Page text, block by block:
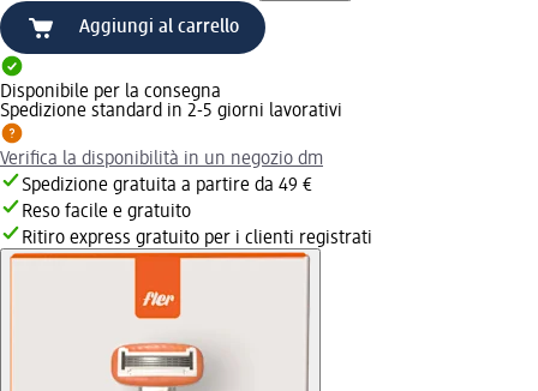
Aggiungi al carrello
Disponibile per la consegna
Spedizione standard in 2-5 giorni lavorativi
Verifica la disponibilità in un negozio dm
Spedizione gratuita a partire da 49 €
Reso facile e gratuito
Ritiro express gratuito per i clienti registrati